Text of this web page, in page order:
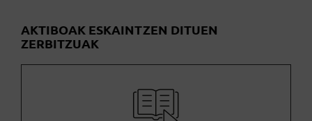
AKTIBOAK ESKAINTZEN DITUEN
ZERBITZUAK